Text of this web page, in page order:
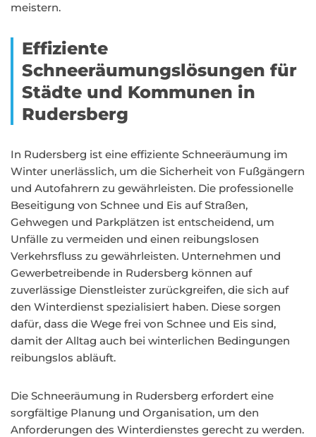
meistern.
Effiziente
Schneeräumungslösungen für
Städte und Kommunen in
Rudersberg
In Rudersberg ist eine effiziente Schneeräumung im
Winter unerlässlich, um die Sicherheit von Fußgängern
und Autofahrern zu gewährleisten. Die professionelle
Beseitigung von Schnee und Eis auf Straßen,
Gehwegen und Parkplätzen ist entscheidend, um
Unfälle zu vermeiden und einen reibungslosen
Verkehrsfluss zu gewährleisten. Unternehmen und
Gewerbetreibende in Rudersberg können auf
zuverlässige Dienstleister zurückgreifen, die sich auf
den Winterdienst spezialisiert haben. Diese sorgen
dafür, dass die Wege frei von Schnee und Eis sind,
damit der Alltag auch bei winterlichen Bedingungen
reibungslos abläuft.
Die Schneeräumung in Rudersberg erfordert eine
sorgfältige Planung und Organisation, um den
Anforderungen des Winterdienstes gerecht zu werden.